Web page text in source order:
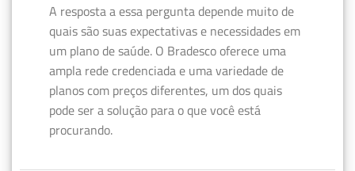
A resposta a essa pergunta depende muito de
quais são suas expectativas e necessidades em
um plano de saúde. O Bradesco oferece uma
ampla rede credenciada e uma variedade de
planos com preços diferentes, um dos quais
pode ser a solução para o que você está
procurando.